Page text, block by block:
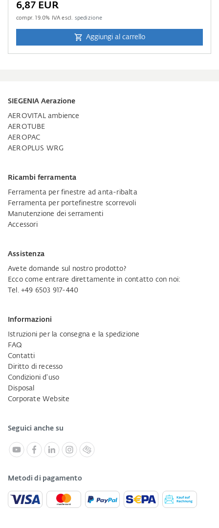
6,87 EUR
compr.19.0% IVA escl. spedizione
Aggiungi al carrello
SIEGENIA Aerazione
AEROVITAL ambience
AEROTUBE
AEROPAC
AEROPLUS WRG
Ricambi ferramenta
Ferramenta per finestre ad anta-ribalta
Ferramenta per portefinestre scorrevoli
Manutenzione dei serramenti
Accessori
Assistenza
Avete domande sul nostro prodotto?
Ecco come entrare direttamente in contatto con noi:
Tel. +49 6503 917-440
Informazioni
Istruzioni per la consegna e la spedizione
FAQ
Contatti
Diritto di recesso
Condizioni d'uso
Disposal
Corporate Website
Seguici anche su
Metodi di pagamento